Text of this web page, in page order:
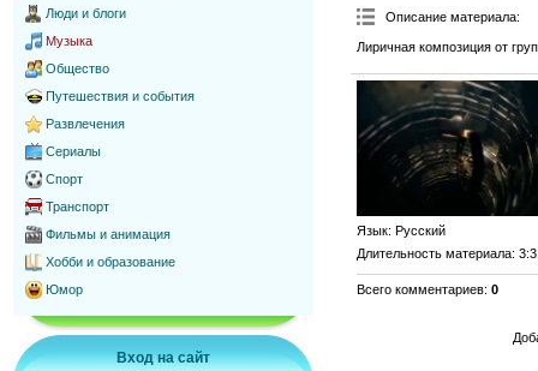
Люди и блоги
Музыка
Общество
Путешествия и события
Развлечения
Сериалы
Спорт
Транспорт
Фильмы и анимация
Хобби и образование
Юмор
Вход на сайт
Описание материала:
Лиричная композиция от
Язык: Русский
Длительность материала:
Всего комментариев: 0